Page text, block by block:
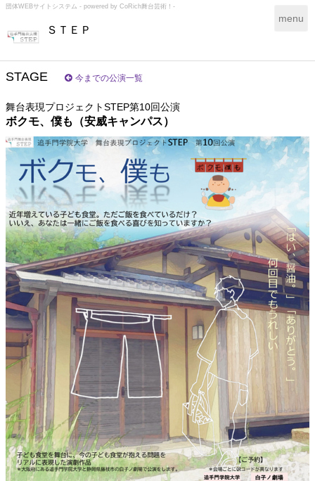
団体WEBサイトシステム - powered by CoRich舞台芸術！-
ＳＴＥＰ
T
g
g
o
n
menu
STAGE 今までの公演一覧
舞台表現プロジェクトSTEP第10回公演
ボクモ、僕も（安威キャンパス）